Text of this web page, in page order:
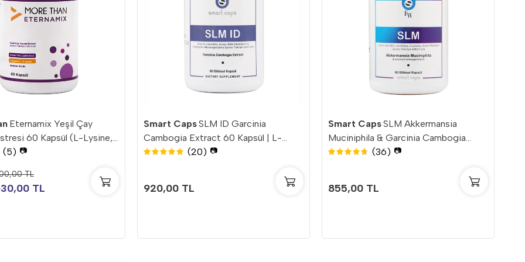
Eternamix Yeşil Çay
60 Kapsül (L-Lysine,
L-Arjinin)
(5) 📷
TL
TL
Smart CapsSLM ID Garcinia
Cambogia Extract 60 Kapsül | L-
Karnitin, Probiyotik, İnositol, Garsiniya
(20) 📷
920,00 TL
Smart CapsSLM Akkermansia
Muciniphila & Garcinia Cambogia
Extract 60 Kapsül | Probiyotik +
(36) 📷
855,00 TL